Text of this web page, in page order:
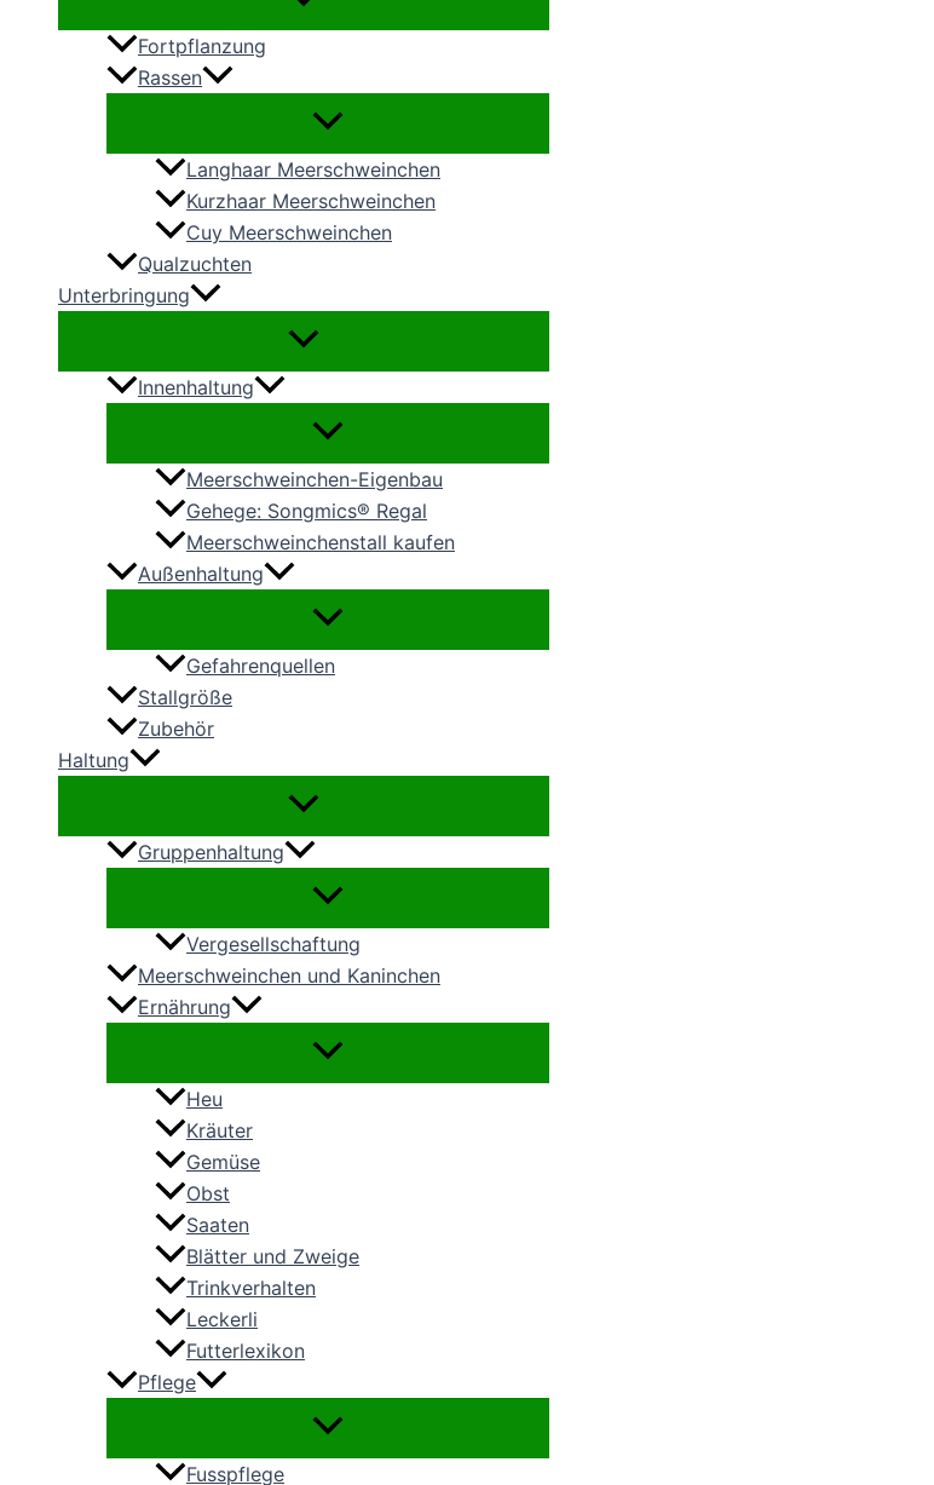
Fortpflanzung
Rassen
Langhaar Meerschweinchen
Kurzhaar Meerschweinchen
Cuy Meerschweinchen
Qualzuchten
Unterbringung
Innenhaltung
Meerschweinchen-Eigenbau
Gehege: Songmics® Regal
Meerschweinchenstall kaufen
Außenhaltung
Gefahrenquellen
Stallgröße
Zubehör
Haltung
Gruppenhaltung
Vergesellschaftung
Meerschweinchen und Kaninchen
Ernährung
Heu
Kräuter
Gemüse
Obst
Saaten
Blätter und Zweige
Trinkverhalten
Leckerli
Futterlexikon
Pflege
Fusspflege